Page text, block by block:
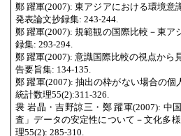
鄭 躍軍(2007): 東アジアにおける環境
発表論文抄録集: 243-244.
鄭 躍軍(2007): 規範観の国際比較－東
録集: 293-294.
鄭 躍軍(2007): 意識国際比較の視点から
告要旨集: 134-135.
鄭 躍軍(2007): 抽出の枠がない場合の
統計数理55(2):311-326.
袰 岩晶・吉野諒三・鄭 躍軍(2007): 中
査」データの安定性について－文化多
理55(2): 285-310.